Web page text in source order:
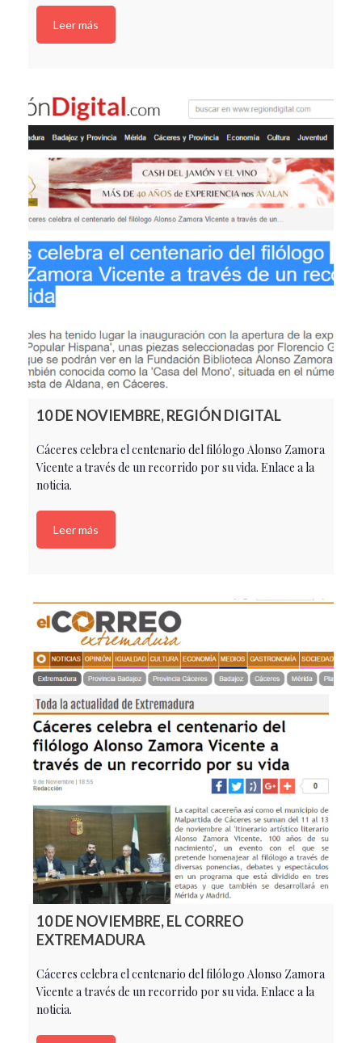
Leer más
10 DE NOVIEMBRE, REGIÓN DIGITAL
Cáceres celebra el centenario del filólogo Alonso Zamora
Vicente a través de un recorrido por su vida. Enlace a la
noticia.
Leer más
10 DE NOVIEMBRE, EL CORREO
EXTREMADURA
Cáceres celebra el centenario del filólogo Alonso Zamora
Vicente a través de un recorrido por su vida. Enlace a la
noticia.